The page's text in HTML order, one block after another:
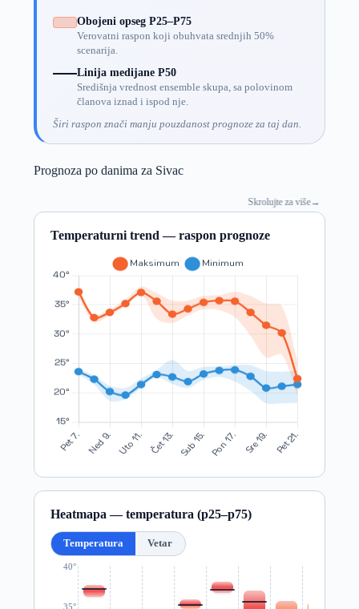
Obojeni opseg P25–P75
Verovatni raspon koji obuhvata srednjih 50%
scenarija.
Linija medijane P50
Središnja vrednost ensemble skupa, sa polovinom
članova iznad i ispod nje.
Širi raspon znači manju pouzdanost prognoze za taj dan.
Prognoza po danima za Sivac
Skrolujte za više→
Temperaturni trend — raspon prognoze
Heatmapa — temperatura (p25–p75)
Temperatura Vetar
35°
40°